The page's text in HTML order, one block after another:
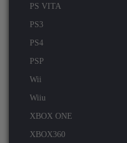
PS VITA
PS3
PS4
PSP
Wii
Wiiu
XBOX ONE
XBOX360